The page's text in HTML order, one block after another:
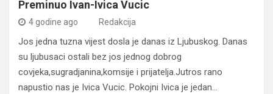
Preminuo Ivan-Ivica Vucic
4 godine ago Redakcija
Jos jedna tuzna vijest dosla je danas iz Ljubuskog. Danas
su ljubusaci ostali bez jos jednog dobrog
covjeka,sugradjanina,komsije i prijatelja.Jutros rano
napustio nas je Ivica Vucic. Pokojni Ivica je jedan…